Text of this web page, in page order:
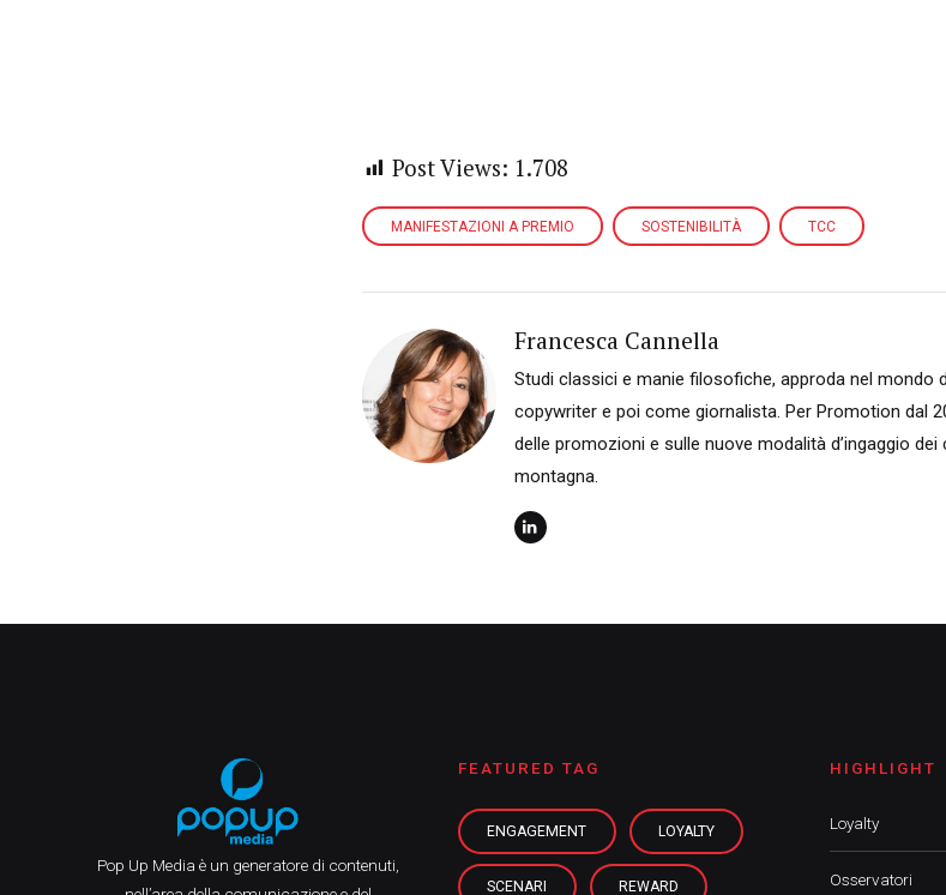
Post Views: 1.708
MANIFESTAZIONI A PREMIO SOSTENIBILITÀ TCC
Francesca Cannella
Studi classici e manie filosofiche, approda nel mondo
copywriter e poi come giornalista. Per Promotion dal
delle promozioni e sulle nuove modalità d’ingaggio
montagna.
Pop Up Media è un generatore di contenuti,
FEATURED TAG
ENGAGEMENT LOYALTY
SCENARI REWARD
HIGHLIGHT
Loyalty
Osservatori